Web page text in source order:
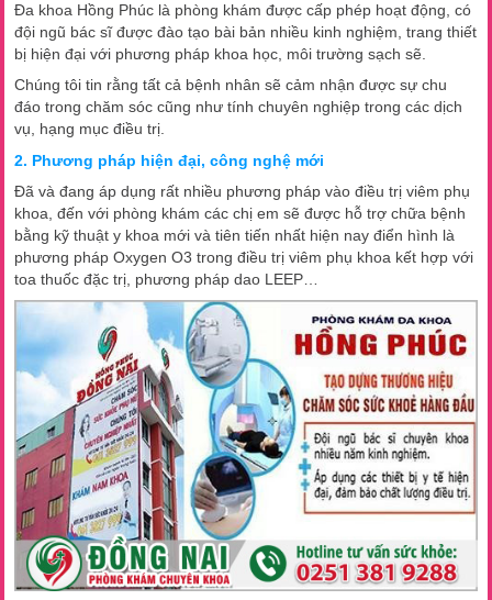
Đa khoa Hồng Phúc là phòng khám được cấp phép hoạt động, có
đội ngũ bác sĩ được đào tạo bài bản nhiều kinh nghiệm, trang thiết
bị hiện đại với phương pháp khoa học, môi trường sạch sẽ.
Chúng tôi tin rằng tất cả bệnh nhân sẽ cảm nhận được sự chu
đáo trong chăm sóc cũng như tính chuyên nghiệp trong các dịch
vụ, hạng mục điều trị.
2. Phương pháp hiện đại, công nghệ mới
Đã và đang áp dụng rất nhiều phương pháp vào điều trị viêm phụ
khoa, đến với phòng khám các chị em sẽ được hỗ trợ chữa bệnh
bằng kỹ thuật y khoa mới và tiên tiến nhất hiện nay điển hình là
phương pháp Oxygen O3 trong điều trị viêm phụ khoa kết hợp với
toa thuốc đặc trị, phương pháp dao LEEP…